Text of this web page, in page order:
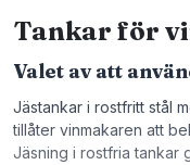
Tankar för
Valet av att
Jästankar i rostfritt stål
tillåter vinmakaren att
Jäsning i rostfria tankar